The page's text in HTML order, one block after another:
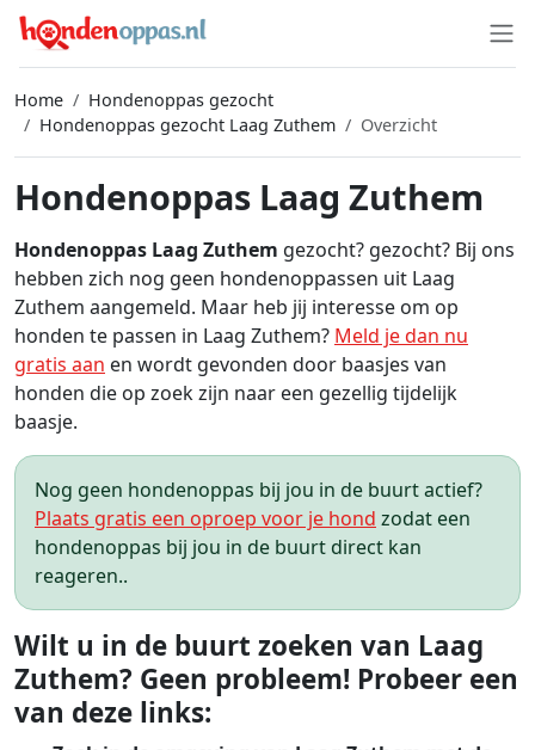
Home
Hondenoppas gezocht
Hondenoppas gezocht Laag Zuthem
Overzicht
Hondenoppas Laag Zuthem
Hondenoppas Laag Zuthem gezocht? gezocht? Bij ons
hebben zich nog geen hondenoppassen uit Laag
Zuthem aangemeld. Maar heb jij interesse om op
honden te passen in Laag Zuthem? Meld je dan nu
gratis aan en wordt gevonden door baasjes van
honden die op zoek zijn naar een gezellig tijdelijk
baasje.
Nog geen hondenoppas bij jou in de buurt actief?
Plaats gratis een oproep voor je hond zodat een
hondenoppas bij jou in de buurt direct kan
reageren..
Wilt u in de buurt zoeken van Laag
Zuthem? Geen probleem! Probeer een
van deze links: